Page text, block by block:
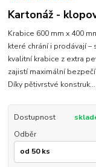
Kartonáž -
Krabice 600 mm x 400
které chrání i prodávají
kvalitní krabice z extra
zajistí maximální
Díky pětivrstvé konstruk...
Dostupnost
Odběr